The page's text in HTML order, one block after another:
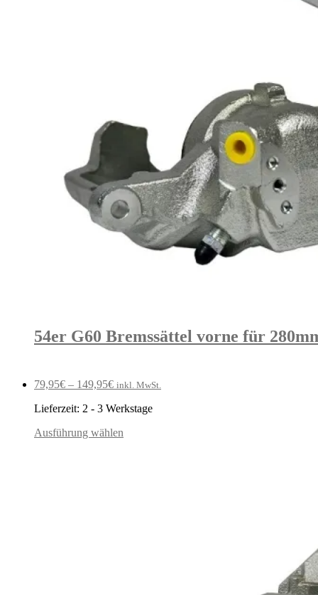
54er G60 Bremssättel vorne für
79,95€ – 149,95€ inkl. MwSt.
Lieferzeit: 2 - 3 Werkstage
Ausführung wählen